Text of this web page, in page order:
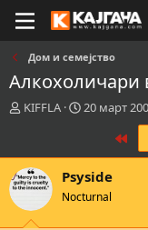
Дом и семејство
Алкохоличари
К
а
т
о
н
KIFFLA
В
м
е
а
20 март
Psyside
Nocturnal